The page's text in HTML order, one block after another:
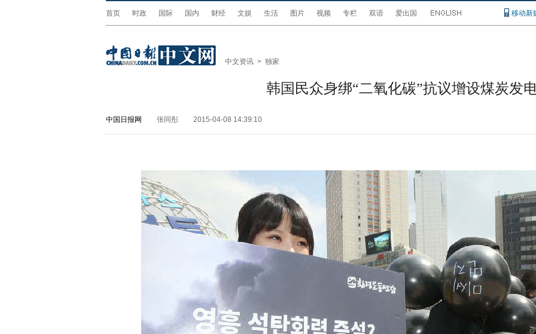
首页 时政 国际 国内 财经 文娱 生活 图片 视频 专栏 双语 爱出国 移动新
中文资讯 > 独家
韩国民众身绑“二氧化碳”抗议增设煤炭发
中国日报网 张同彤 2015-04-08 14:39:10